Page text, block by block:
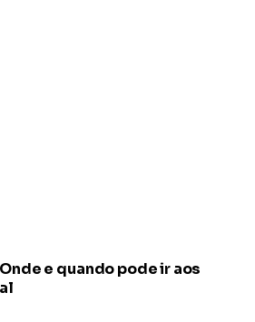
e quando pode ir aos